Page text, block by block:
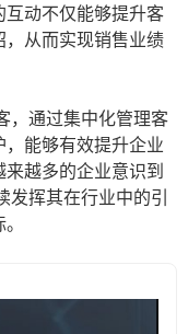
动不仅能够提升客
从而实现销售业绩
，通过集中化管理客
能够有效提升企业
越多的企业意识到
挥其在行业中的引